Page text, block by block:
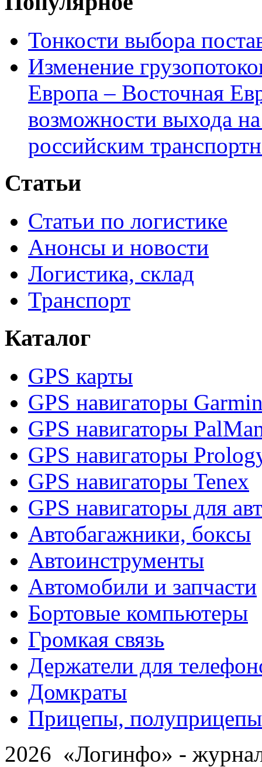
Тонкости выбора
Изменение
Европа – Восточная
возможности выхода
российским
Статьи
Статьи по логистике
Анонсы и новости
Логистика, склад
Транспорт
Каталог
GPS карты
GPS навигаторы
GPS навигаторы
GPS навигаторы
GPS навигаторы Tenex
GPS навигаторы для
Автобагажники, боксы
Автоинструменты
Автомобили и запчасти
Бортовые компьютеры
Громкая связь
Держатели для
Домкраты
Прицепы, полуприцепы
2026 «Логинфо» -